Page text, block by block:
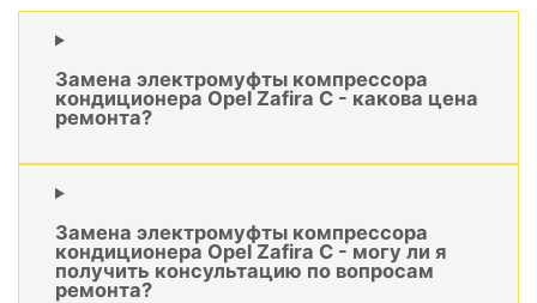
Замена электромуфты компрессора
кондиционера Opel Zafira C - какова цена
ремонта?
Замена электромуфты компрессора
кондиционера Opel Zafira C - могу ли я
получить консультацию по вопросам
ремонта?